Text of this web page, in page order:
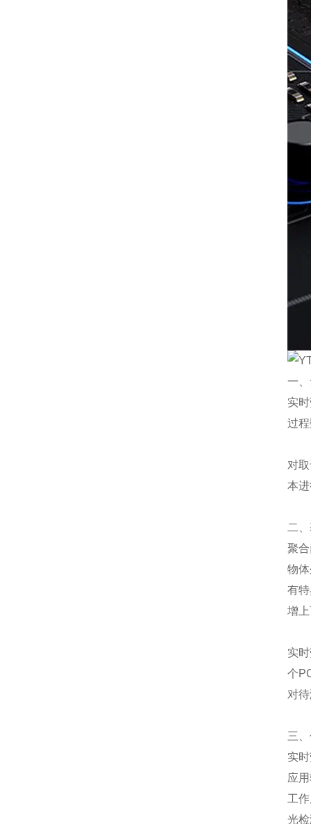
一
实
过
对
本
二
聚
物
有
增
实
个
对
三
实
应
工
光